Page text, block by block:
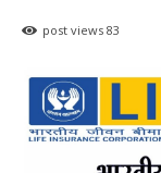
post views 83